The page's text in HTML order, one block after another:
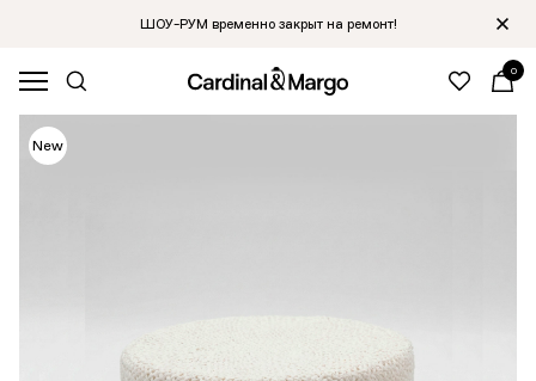
ШОУ-РУМ временно закрыт на ремонт!
0
New